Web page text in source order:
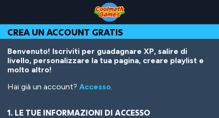
Top
of
Page
Navigation
Main
Content
Footer
contenuto
principale
CREA UN ACCOUNT GRATIS
Benvenuto! Iscriviti per guadagnare XP, salire di
livello, personalizzare la tua pagina, creare playlist e
molto altro!
Hai già un account? Accesso.
1. LE TUE INFORMAZIONI DI ACCESSO